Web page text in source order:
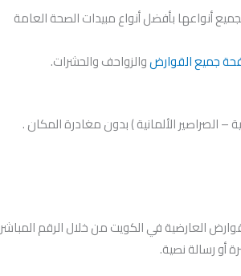
أنواعها بأفضل أنواع مبيدات الصحة العامة
جميع القوارضوالزواحف والحشرات.
– الصراصير الألمانية ) بدون مغادرة المكان .
العارضية في الكويت من خلال الرقم المباشر